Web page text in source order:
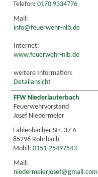
Telefon: 0170 9334776
Mail:
info@feuerwehr-nlb.de
Internet:
www.feuerwehr-nlb.de
weitere Information:
Detailansicht
FFW Niederlauterbach
Feuerwehrvorstand
Josef Niedermeier
Fahlenbacher Str. 37 A
85296 Rohrbach
Mobil: 0151-25497543
Mail:
niedermeierjosef@gmail.com